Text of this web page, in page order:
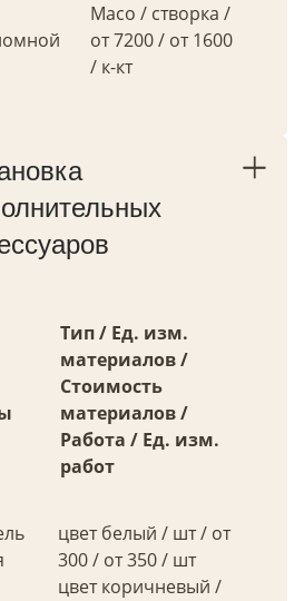
Maco / створка /
от 7200 / от 1600
/ к-кт
Тип / Ед. изм.
материалов /
Стоимость
материалов /
Работа / Ед. изм.
работ
цвет белый / шт / от
300 / от 350 / шт
цвет коричневый /